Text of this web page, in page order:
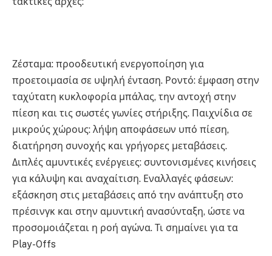
Ζέσταμα: προοδευτική ενεργοποίηση για
προετοιμασία σε υψηλή ένταση. Ροντό: έμφαση στην
ταχύτατη κυκλοφορία μπάλας, την αντοχή στην
πίεση και τις σωστές γωνίες στήριξης. Παιχνίδια σε
μικρούς χώρους: λήψη αποφάσεων υπό πίεση,
διατήρηση συνοχής και γρήγορες μεταβάσεις.
Διπλές αμυντικές ενέργειες: συντονισμένες κινήσεις
για κάλυψη και αναχαίτιση. Εναλλαγές φάσεων:
εξάσκηση στις μεταβάσεις από την ανάπτυξη στο
πρέσινγκ και στην αμυντική ανασύνταξη, ώστε να
προσομοιάζεται η ροή αγώνα. Τι σημαίνει για τα
Play-Offs